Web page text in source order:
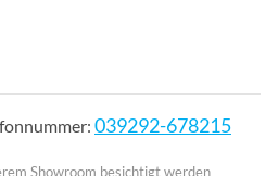
039292-678215
Showroom besichtigt werden